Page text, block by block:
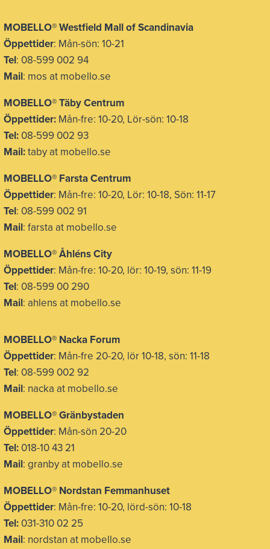
MOBELLO®Westfield Mall of Scandinavia
Öppettider: Mån-sön: 10-21
Tel: 08-599 002 94
Mail: mos at mobello.se
MOBELLO®Täby Centrum
Öppettider: Mån-fre: 10-20, Lör-sön: 10-18
Tel: 08-599 002 93
Mail:taby at mobello.se
MOBELLO® Farsta Centrum
Öppettider: Mån-fre: 10-20, Lör: 10-18, Sön: 11-17
Tel: 08-599 002 91
Mail: farsta at mobello.se
MOBELLO® Åhléns City
Öppettider: Mån-fre: 10-20, lör: 10-19, sön: 11-19
Tel: 08-599 00 290
Mail: ahlens at mobello.se
MOBELLO® Nacka Forum
Öppettider: Mån-fre 20-20, lör 10-18, sön: 11-18
Tel: 08-599 002 92
Mail: nacka at mobello.se
MOBELLO®Gränbystaden
Öppettider: Mån-sön 20-20
Tel: 018-10 43 21
Mail: granby at mobello.se
MOBELLO® Nordstan Femmanhuset
Öppettider: Mån-fre: 10-20, lörd-sön: 10-18
Tel: 031-310 02 25
Mail: nordstan at mobello.se